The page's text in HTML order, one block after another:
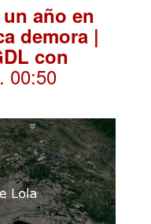
año en
demora |
con
. 00:50